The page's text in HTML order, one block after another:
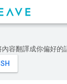
容翻譯成你偏好的